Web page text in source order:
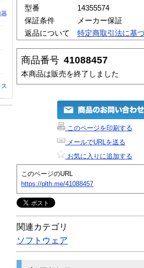
型番
14355574
保証条件
メーカー保証
返品について
特定商取引法に基
商品番号 41088457
本商品は販売を終了しました
このページを印刷する
メールでURLを送る
お気に入りに追加する
このページのURL
https://plth.me/41088457
関連カテゴリ
ソフトウェア